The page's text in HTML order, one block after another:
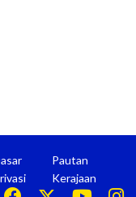
Pautan
Kerajaan